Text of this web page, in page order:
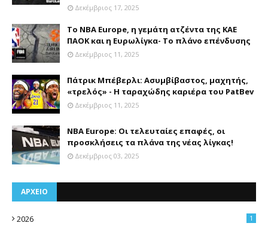
Δεκέμβριος 17, 2025
Το NBA Europe, η γεμάτη ατζέντα της ΚΑΕ
ΠΑΟΚ και η Ευρωλίγκα- Το πλάνο επένδυσης
Δεκέμβριος 11, 2025
Πάτρικ Μπέβερλι: Ασυμβίβαστος, μαχητής,
«τρελός» - Η ταραχώδης καριέρα του PatBev
Δεκέμβριος 11, 2025
NBA Europe: Οι τελευταίες επαφές, οι
προσκλήσεις τα πλάνα της νέας λίγκας!
Δεκέμβριος 03, 2025
ΑΡΧΕΙΟ
2026 1